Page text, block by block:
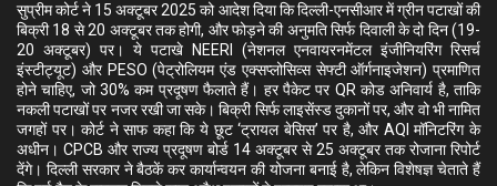
सुप्रीम कोर्ट ने 15 अक्टूबर 2025 को आदेश दिया कि दिल्ली-एनसीआर में ग्रीन पटाखों की
बिक्री 18 से 20 अक्टूबर तक होगी, और फोड़ने की अनुमति सिर्फ दिवाली के दो दिन (19-
20 अक्टूबर) पर। ये पटाखे NEERI (नेशनल एनवायरनमेंटल इंजीनियरिंग रिसर्च
इंस्टीट्यूट) और PESO (पेट्रोलियम एंड एक्सप्लोसिव्स सेफ्टी ऑर्गनाइजेशन) प्रमाणित
होने चाहिए, जो 30% कम प्रदूषण फैलाते हैं। हर पैकेट पर QR कोड अनिवार्य है, ताकि
नकली पटाखों पर नजर रखी जा सके। बिक्री सिर्फ लाइसेंस्ड दुकानों पर, और वो भी नामित
जगहों पर। कोर्ट ने साफ कहा कि ये छूट ‘ट्रायल बेसिस’ पर है, और AQI मॉनिटरिंग के
अधीन। CPCB और राज्य प्रदूषण बोर्ड 14 अक्टूबर से 25 अक्टूबर तक रोजाना रिपोर्ट
देंगे। दिल्ली सरकार ने बैठकें कर कार्यान्वयन की योजना बनाई है, लेकिन विशेषज्ञ चेताते हैं